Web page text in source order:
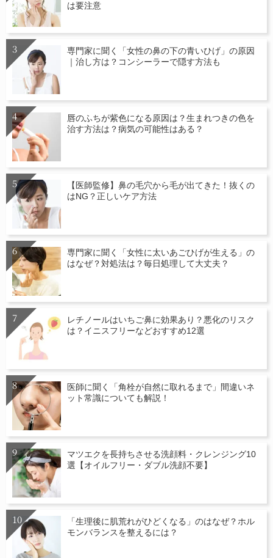
は要注意
専門家に聞く「女性の鼻の下の青いひげ」の原因
｜治し方は？コンシーラーで隠す方法も
唇のふちが紫色になる原因は？生まれつきの色を
治す方法は？病気の可能性はある？
【医師監修】鼻の毛穴から毛が出てきた！抜くの
はNG？正しいケア方法
専門家に聞く「女性に太いあごひげが生える」の
はなぜ？対処法は？毎日処理して大丈夫？
レチノールはいちご鼻に効果あり？悪化のリスク
は？イニスフリーなどおすすめ12選
医師に聞く「角栓が自然に取れるまで」間違いネ
ット常識についても解説！
マツエクを長持ちさせる洗顔料・クレンジング10
選【オイルフリー・ダブル洗顔不要】
「生理後に肌荒れがひどくなる」のはなぜ？ホル
モンバランスを整えるには？